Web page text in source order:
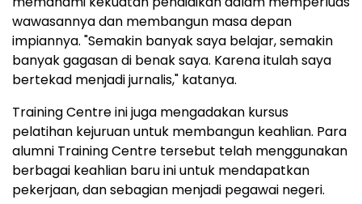
wawasannya dan membangun masa depan
impiannya. "Semakin banyak saya belajar, semakin
banyak gagasan di benak saya. Karena itulah saya
bertekad menjadi jurnalis," katanya.
Training Centre ini juga mengadakan kursus
pelatihan kejuruan untuk membangun keahlian. Para
alumni Training Centre tersebut telah menggunakan
berbagai keahlian baru ini untuk mendapatkan
pekerjaan, dan sebagian menjadi pegawai negeri.